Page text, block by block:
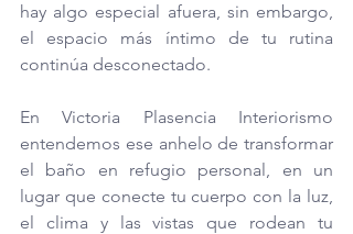
hay algo especial afuera, sin embargo,
el espacio más íntimo de tu rutina
continúa desconectado.
En Victoria Plasencia Interiorismo
entendemos ese anhelo de transformar
el baño en refugio personal, en un
lugar que conecte tu cuerpo con la luz,
el clima y las vistas que rodean tu